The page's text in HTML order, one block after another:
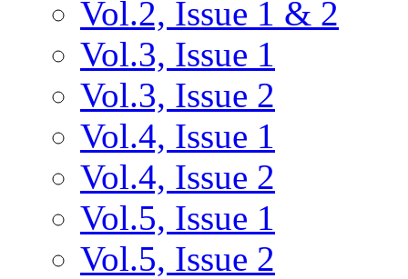
Vol.2, Issue 1 & 2
Vol.3, Issue 1
Vol.3, Issue 2
Vol.4, Issue 1
Vol.4, Issue 2
Vol.5, Issue 1
Vol.5, Issue 2